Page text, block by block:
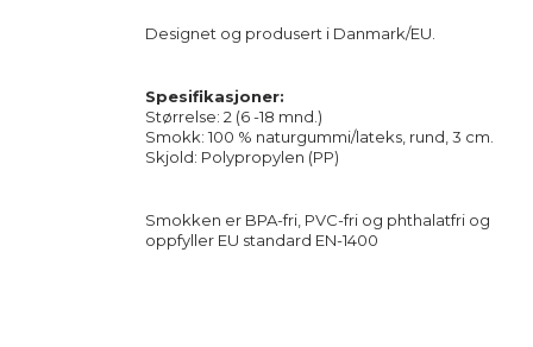
Designet og produsert i Danmark/EU.
Spesifikasjoner:
Størrelse: 2 (6 -18 mnd.)
Smokk: 100 % naturgummi/lateks, rund, 3 cm.
Skjold: Polypropylen (PP)
Smokken er BPA-fri, PVC-fri og phthalatfri og
oppfyller EU standard EN-1400